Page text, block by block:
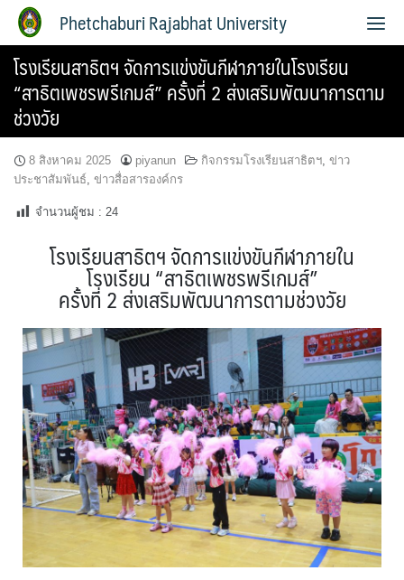
Phetchaburi Rajabhat University
โรงเรียนสาธิตฯ จัดการแข่งขันกีฬาภายในโรงเรียน
“สาธิตเพชรพรีเกมส์” ครั้งที่ 2 ส่งเสริมพัฒนาการตาม
ช่วงวัย
8 สิงหาคม 2025 piyanun กิจกรรมโรงเรียนสาธิตฯ, ข่าว
ประชาสัมพันธ์, ข่าวสื่อสารองค์กร
จำนวนผู้ชม : 24
โรงเรียนสาธิตฯ จัดการแข่งขันกีฬาภายใน
โรงเรียน “สาธิตเพชรพรีเกมส์”
ครั้งที่ 2 ส่งเสริมพัฒนาการตามช่วงวัย